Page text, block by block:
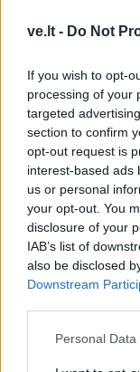
ve.lt - Do Not
If you wish to opt-
processing of your
targeted
section to confirm
opt-out request is
interest-based ads
us or personal
your opt-out. You
disclosure of your
IAB’s list of
also be disclosed
Downstream
Personal
6. Vairas ir
Tai pagrindiniai
dezinfekavimo
nuvalykite
specialias
7. Grindys ir
Siurbimas yra
kas nukrito
plyšiams ir